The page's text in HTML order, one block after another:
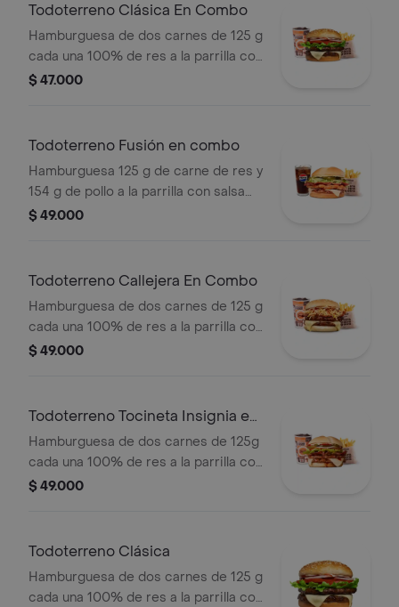
Todoterreno Clásica En Combo
Hamburguesa de dos carnes de 125 g
cada una 100% de res a la parrilla con
salsa bbq, queso mozzarella, lechuga,
$ 47.000
Todoterreno Fusión en combo
Hamburguesa 125 g de carne de res y
154 g de pollo a la parrilla con salsa
BBQ, tocineta, queso mozzarella,
medianas (Corral o cascos) + bebida
$ 49.000
Todoterreno Callejera En Combo
Hamburguesa de dos carnes de 125 g
cada una 100% de res a la parrilla con
salsa bbq, tocineta, queso mozzarella,
$ 49.000
Todoterreno Tocineta Insignia en
combo
Hamburguesa de dos carnes de 125g
cada una 100% de res a la parrilla con
salsa BBQ, tocineta, queso
tomate y mostaza en pan papa +
$ 49.000
Todoterreno Clásica
Hamburguesa de dos carnes de 125 g
cada una 100% de res a la parrilla con